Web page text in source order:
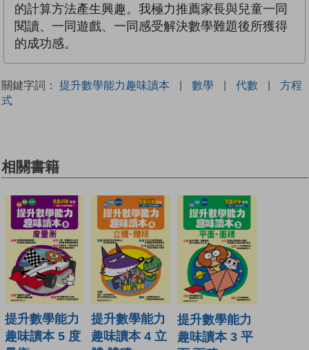
的計算方法產生興趣。我極力推薦家長與兒童一同
閱讀、一同遊戲、一同感受解決數學難題後所獲得
的成功感。
關鍵字詞： 提升數學能力趣味讀本 | 數學 | 代數 |
方程
式
相關書籍
提升數學能力
趣味讀本 5 度
提升數學能力
趣味讀本 4 立
提升數學能力
趣味讀本 3 平